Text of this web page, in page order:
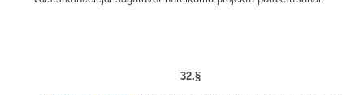
32.§